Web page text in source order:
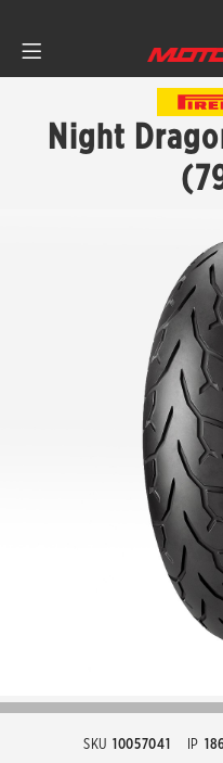
Night
SKU 10057041 IP